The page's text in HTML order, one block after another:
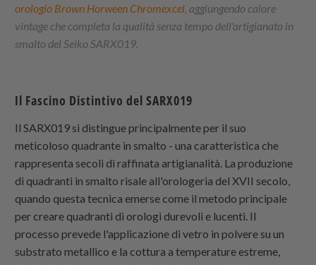
orologio Brown Horween Chromexcel , aggiungendo calore
vintage che completa la qualità senza tempo dell'artigianato in
smalto del Seiko SARX019.
Il Fascino Distintivo del SARX019
Il SARX019 si distingue principalmente per il suo
meticoloso quadrante in smalto - una caratteristica che
rappresenta secoli di raffinata artigianalità. La produzione
di quadranti in smalto risale all'orologeria del XVII secolo,
quando questa tecnica emerse come il metodo principale
per creare quadranti di orologi durevoli e lucenti. Il
processo prevede l'applicazione di vetro in polvere su un
substrato metallico e la cottura a temperature estreme,